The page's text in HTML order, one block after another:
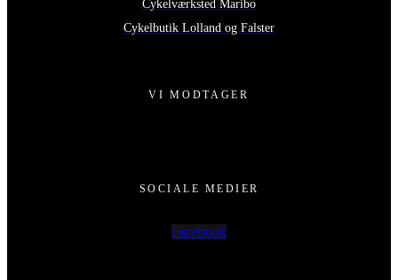
Cykelværksted Maribo
Cykelbutik Lolland og Falster
VI MODTAGER
SOCIALE MEDIER
Facebook